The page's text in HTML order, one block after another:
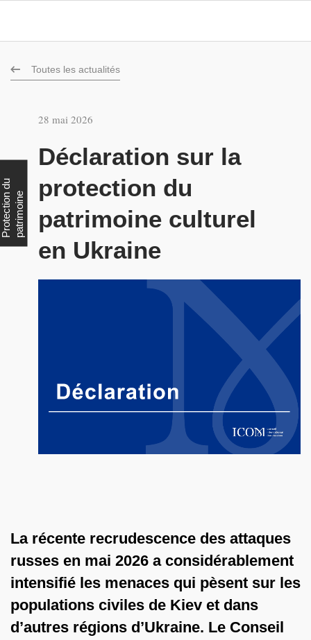
Toutes les actualités
28 mai 2026
P
r
o
t
e
c
t
i
on
d
u
p
a
t
r
i
m
o
i
ne
Déclaration sur la
protection du
patrimoine culturel
en Ukraine
La récente recrudescence des attaques
russes en mai 2026 a considérablement
intensifié les menaces qui pèsent sur les
populations civiles de Kiev et dans
d’autres régions d’Ukraine. Le Conseil